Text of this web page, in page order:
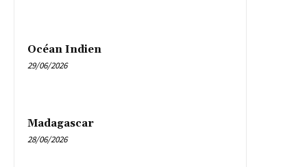
Océan Indien
29/06/2026
Madagascar
28/06/2026